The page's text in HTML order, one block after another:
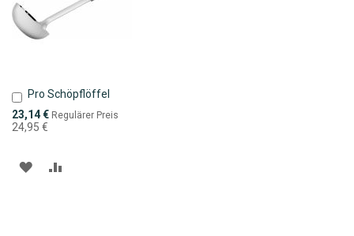
Pro Schöpflöffel
Sonderpreis
23,14 € Regulärer Preis
24,95 €
In
den
Warenkorb
ZUR